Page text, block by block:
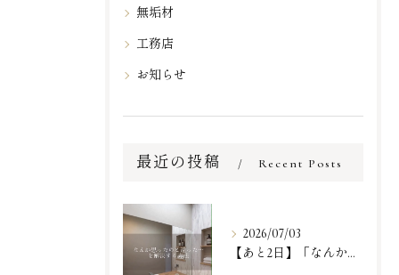
無垢材
工務店
お知らせ
最近の投稿 Recent Posts
2026/07/03
【あと2日】「なんか思ったのと違った…」という、一番リアルで...